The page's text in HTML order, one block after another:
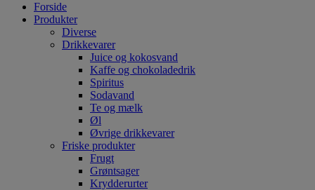
Forside
Produkter
Diverse
Drikkevarer
Juice og kokosvand
Kaffe og chokoladedrik
Spiritus
Sodavand
Te og mælk
Øl
Øvrige drikkevarer
Friske produkter
Frugt
Grøntsager
Krydderurter